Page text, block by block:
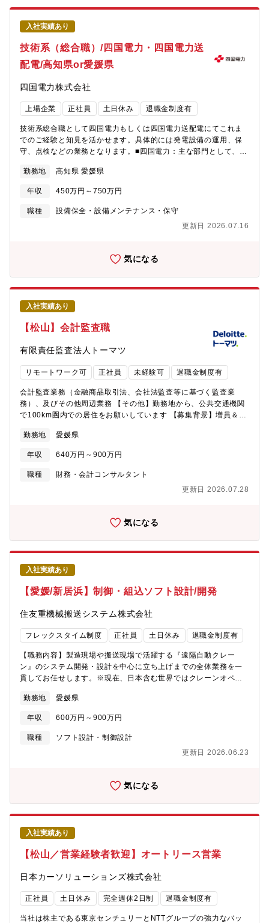
入社実績あり
技術系（総合職）/四国電力・四国電力送
配電/高知県or愛媛県
四国電力株式会社
上場企業 正社員 土日休み 退職金制度有
技術系総合職として四国電力もしくは四国電力送配電にてこれま
でのご経験と知見を活かせます。具体的には発電設備の運用、保
守、点検などの業務となります。■四国電力：主な部門として、火
電所、配電線等のネットワーク設備の運用、保守、点検などの業
務。■四国電力送配電：主な部門として、系統運用部門、送変電部
門、配電部門。
勤務地 高知県 愛媛県
年収 450万円～750万円
職種
設備保全・設備メンテナンス・保守
更新日 2026.07.16
気になる
入社実績あり
【松山】会計監査職
有限責任監査法人トーマツ
リモートワーク可 正社員 未経験可 退職金制度有
会計監査業務（金融商品取引法、会社法監査等に基づく監査業
務）、及びその他周辺業務 【その他】勤務地から、公共交通機関
で100km圏内での居住をお願いしています 【募集背景】増員＆欠
勤務地
愛媛県
年収 640万円～900万円
職種
財務・会計コンサルタント
更新日 2026.07.28
気になる
入社実績あり
【愛媛/新居浜】制御・組込ソフト設計/開発
住友重機械搬送システム株式会社
フレックスタイム制度 正社員 土日休み 退職金制度有
【職務内容】製造現場や搬送現場で活躍する『遠隔自動クレー
ン』のシステム開発・設計を中心に立ち上げまでの全体業務を一
貫してお任せします。※現在、日本含む世界ではクレーンオペレ
って操作するのではなく、「遠隔で操作・自動化する」ニーズが
急増しています。※当社のクレーンは国内外で約5300台のクレー
ンが活躍しています。住友重機械グループの安定した基盤と、最
新のセンシング・アルゴリズム技術を駆使し、日本経済の血流で
ただきます。【キャリアパス】制御、組込み領域のスペシャリス
型案件の中核エンジニアとして組織拡大に伴うマネジメントポジ
ションも、ご志向に応じて目指していただけます。【魅力】■大型
クレーン分野では日本トップシェア。日本を代表するメーカーと
して、豊富な実績と幅広い技術対応力を誇ります。■搬送システ
ム・物流システム・パーキングシステムと事業がある中で搬送シ
ステム部門は中核の事業となっており、本ポジションは今後の自
動化を担う部門になります。■住友重機械工業出資。運搬荷役設備
を軸とした事業を展開、多くのトップクラス製品を手掛けていま
す。■国内トップシェアでスケールの大きな製品の新規製作に関わ
る制御設計をお任せします。
勤務地 愛媛県
年収 600万円～900万円
職種
ソフト設計・制御設計
更新日 2026.06.23
気になる
入社実績あり
【松山／営業経験者歓迎】オートリース営業
日本カーソリューションズ株式会社
正社員 土日休み 完全週休2日制 退職金制度有
当社は株主である東京センチュリーとNTTグループの強力なバッ